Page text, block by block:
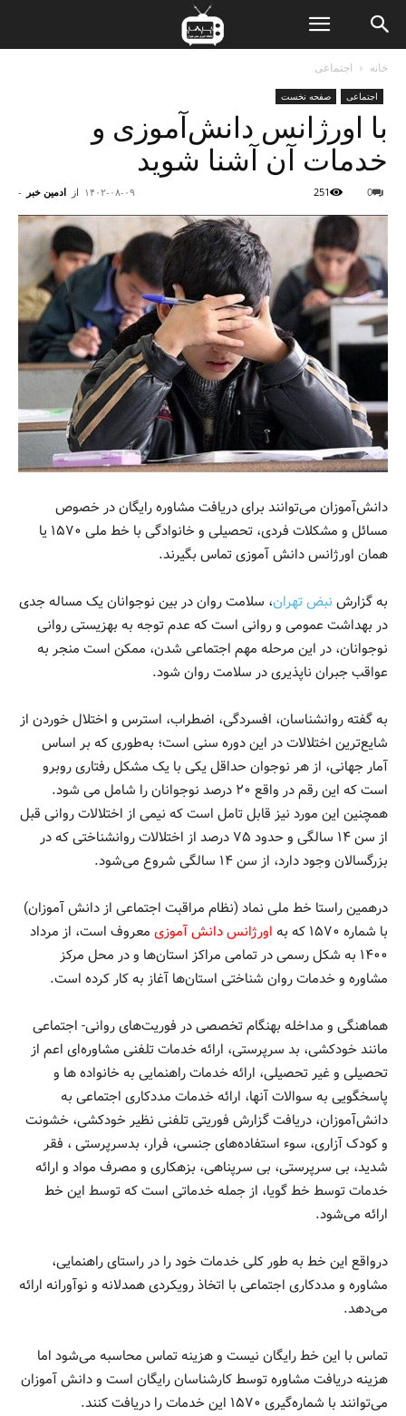
خانه اجتماعی
اجتماعی صفحه نخست
با اورژانس دانش‌آموزی و
خدمات آن آشنا شوید
از ادمین خبر - ۱۴۰۲-۰۸-۰۹ 0
251
دانش‌آموزان می‌توانند برای دریافت مشاوره رایگان در خصوص
مسائل و مشکلات فردی، تحصیلی و خانوادگی با خط ملی ۱۵۷۰ یا
همان اورژانس دانش آموزی تماس بگیرند.
به گزارش نبض تهران، سلامت روان در بین نوجوانان یک مساله جدی
در بهداشت عمومی و روانی است که عدم توجه به بهزیستی روانی
نوجوانان، در این مرحله مهم اجتماعی شدن، ممکن است منجر به
عواقب جبران ناپذیری در سلامت روان شود.
به گفته روانشناسان، افسردگی، اضطراب، استرس و اختلال خوردن از
شایع‌ترین اختلالات در این دوره سنی است؛ به‌طوری که بر اساس
آمار جهانی، از هر نوجوان حداقل یکی با یک مشکل رفتاری روبرو
است که این رقم در واقع ۲۰ درصد نوجوانان را شامل می شود.
همچنین این مورد نیز قابل تامل است که نیمی از اختلالات روانی قبل
از سن ۱۴ سالگی و حدود ۷۵ درصد از اختلالات روانشناختی که در
بزرگسالان وجود دارد، از سن ۱۴ سالگی شروع می‌شود.
درهمین راستا خط ملی نماد (نظام مراقبت اجتماعی از دانش آموزان)
با شماره ۱۵۷۰ که به
اورژانس دانش آموزی معروف است، از مرداد
۱۴۰۰ به شکل رسمی در تمامی مراکز استان‌ها و در محل مرکز
مشاوره و خدمات روان شناختی استان‌ها آغاز به کار کرده است.
هماهنگی و مداخله بهنگام تخصصی در فوریت‌های روانی- اجتماعی
مانند خودکشی، بد سرپرستی، ارائه خدمات تلفنی مشاوره‌ای اعم از
تحصیلی و غیر تحصیلی، ارائه خدمات راهنمایی به خانواده ها و
پاسخگویی به سوالات آنها، ارائه خدمات مددکاری اجتماعی به
دانش‌آموزان، دریافت گزارش فوریتی تلفنی نظیر خودکشی، خشونت
و کودک آزاری، سوء استفاده‌های جنسی، فرار، بدسرپرستی ، فقر
شدید، بی سرپرستی، بی سرپناهی، بزهکاری و مصرف مواد و ارائه
خدمات توسط خط گویا، از جمله خدماتی است که توسط این خط
ارائه می‌شود.
درواقع این خط به طور کلی خدمات خود را در راستای راهنمایی،
مشاوره و مددکاری اجتماعی با اتخاذ رویکردی همدلانه و نوآورانه ارائه
می‌دهد.
تماس با این خط رایگان نیست و هزینه تماس محاسبه می‌شود اما
هزینه دریافت مشاوره توسط کارشناسان رایگان است و دانش آموزان
می‌توانند با شماره‌گیری ۱۵۷۰ این خدمات را دریافت کنند.